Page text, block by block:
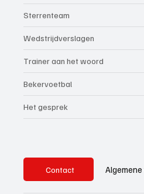
Sterrenteam
Wedstrijdverslagen
Trainer aan het woord
Bekervoetbal
Het gesprek
Contact